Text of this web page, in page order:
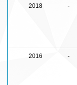
2018 -
2016 -